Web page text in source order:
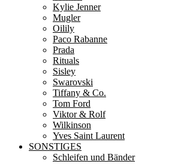
Kylie Jenner
Mugler
Oilily
Paco Rabanne
Prada
Rituals
Sisley
Swarovski
Tiffany & Co.
Tom Ford
Viktor & Rolf
Wilkinson
Yves Saint Laurent
SONSTIGES
Schleifen und Bänder